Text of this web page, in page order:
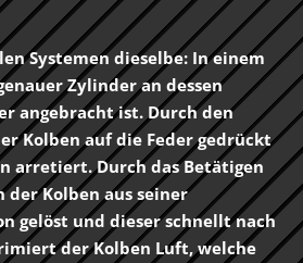
Systemen dieselbe: In einem
Zylinder an dessen
angebracht ist. Durch den
Kolben auf die Feder gedrückt
arretiert. Durch das Betätigen
der Kolben aus seiner
gelöst und dieser schnellt nach
der Kolben Luft, welche